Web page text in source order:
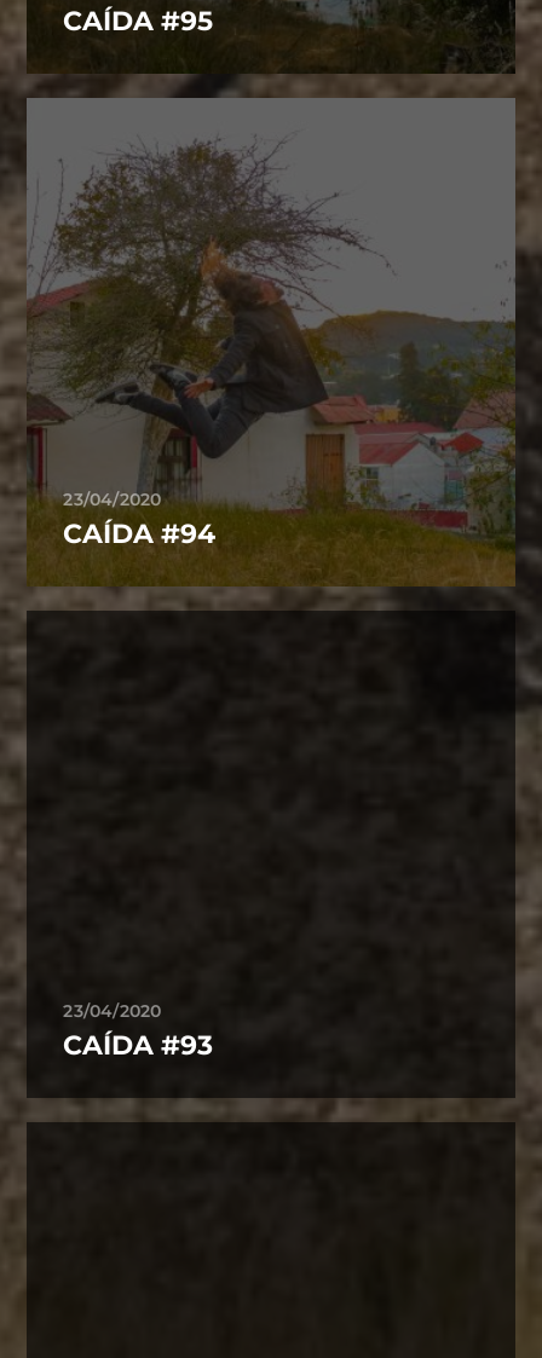
CAÍDA #95
23/04/2020
CAÍDA #94
23/04/2020
CAÍDA #93